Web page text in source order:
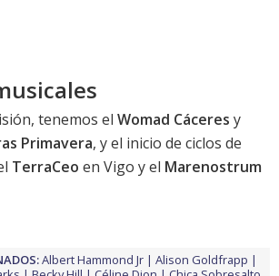
, tenemos el Womad Cáceres y
Primavera, y el inicio de ciclos de
TerraCeo en Vigo y el Marenostrum
Albert Hammond Jr
Alison Goldfrapp